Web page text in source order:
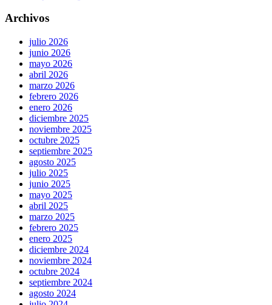
Archivos
julio 2026
junio 2026
mayo 2026
abril 2026
marzo 2026
febrero 2026
enero 2026
diciembre 2025
noviembre 2025
octubre 2025
septiembre 2025
agosto 2025
julio 2025
junio 2025
mayo 2025
abril 2025
marzo 2025
febrero 2025
enero 2025
diciembre 2024
noviembre 2024
octubre 2024
septiembre 2024
agosto 2024